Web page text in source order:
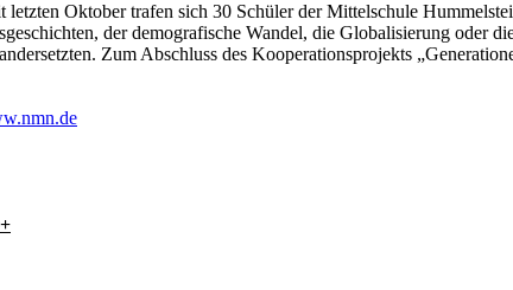
Oktober trafen sich 30 Schüler der Mittelschule
der demografische Wandel, die Globalisierung oder
Zum Abschluss des Kooperationsprojekts